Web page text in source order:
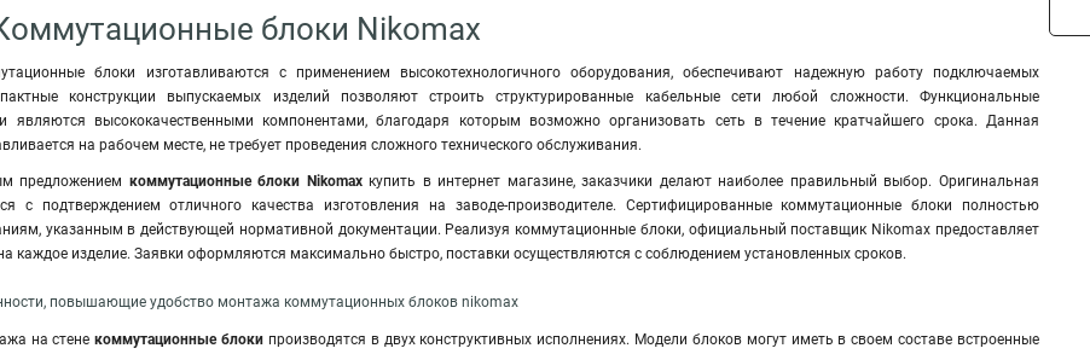
блоки Nikomax
блоки изготавливаются с применением высокотехнологичного оборудования, обеспечивают надежную работу подключаемых
конструкции выпускаемых изделий позволяют строить структурированные кабельные сети любой сложности. Функциональные
являются высококачественными компонентами, благодаря которым возможно организовать сеть в течение кратчайшего срока. Данная
на рабочем месте, не требует проведения сложного технического обслуживания.
предложением коммутационные блоки Nikomaxкупить в интернет магазине, заказчики делают наиболее правильный выбор. Оригинальная
с подтверждением отличного качества изготовления на заводе-производителе. Сертифицированные коммутационные блоки полностью
указанным в действующей нормативной документации. Реализуя коммутационные блоки, официальный поставщик Nikomax предоставляет
каждое изделие. Заявки оформляются максимально быстро, поставки осуществляются с соблюдением установленных сроков.
повышающие удобство монтажа коммутационных блоков nikomax
на стенекоммутационные блоки производятся в двух конструктивных исполнениях. Модели блоков могут иметь в своем составе встроенные